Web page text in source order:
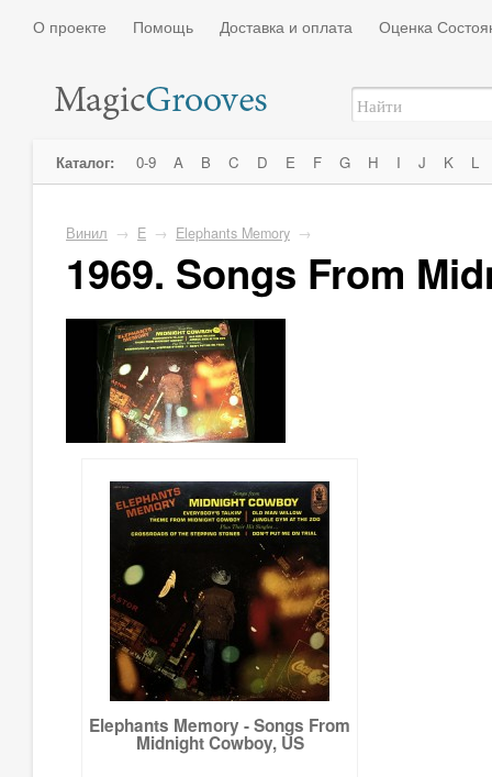
О проекте Помощь Доставка и оплата Оценка
Каталог: 0-9 A B C D E F G H I J K L
Винил → E → Elephants Memory →
1969. Songs From
Elephants Memory - Songs From
Midnight Cowboy, US